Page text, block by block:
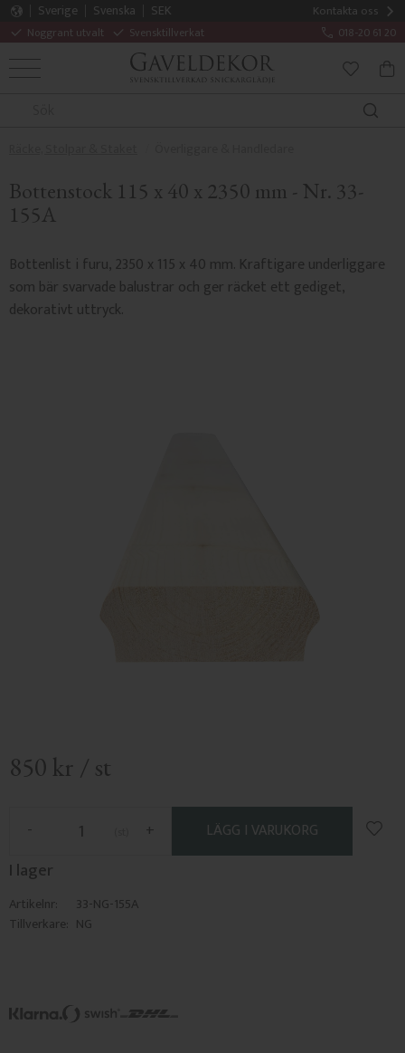
Kontakta oss
Noggrant utvalt Svensktillverkat 018-20 61 20
Sverige Svenska
SEK
MENY
Bottenstock 115 x 40 x 2350 mm - Nr. 33-
155A
Bottenlist i furu, 2350 x 115 x 40 mm. Kraftigare underliggare
som bär svarvade balustrar och ger räcket ett gediget,
dekorativt uttryck.
850 kr / st
+
-
I lager
Artikelnr
33-NG-155A
Tillverkare NG